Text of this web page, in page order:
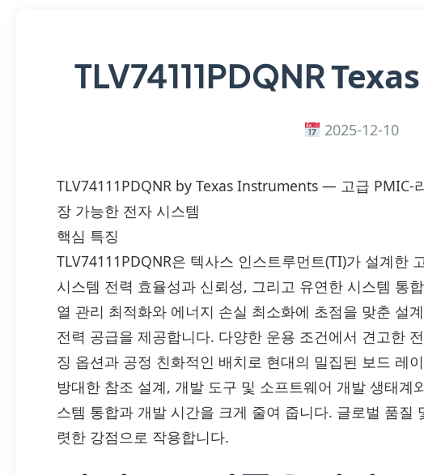
TLV74111PDQNR
2025-12-10
TLV74111PDQNR by Texas Instruments — 고급 PMIC-
장 가능한 전자 시스템
핵심 특징
TLV74111PDQNR은 텍사스 인스트루먼트(TI)가 설계한
시스템 전력 효율성과 신뢰성, 그리고 유연한 시스템 통
열 관리 최적화와 에너지 손실 최소화에 초점을 맞춘 설
전력 공급을 제공합니다. 다양한 운용 조건에서 견고한
징 옵션과 공정 친화적인 배치로 현대의 밀집된 보드 레
방대한 참조 설계, 개발 도구 및 소프트웨어 개발 생태계
스템 통합과 개발 시간을 크게 줄여 줍니다. 글로벌 품질
렷한 강점으로 작용합니다.